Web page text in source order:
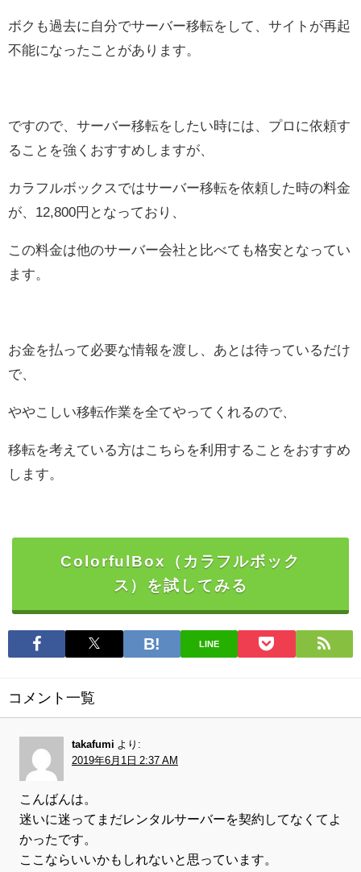
ボクも過去に自分でサーバー移転をして、サイトが再起
不能になったことがあります。
ですので、サーバー移転をしたい時には、プロに依頼す
ることを強くおすすめしますが、
カラフルボックスではサーバー移転を依頼した時の料金
が、12,800円となっており、
この料金は他のサーバー会社と比べても格安となってい
ます。
お金を払って必要な情報を渡し、あとは待っているだけ
で、
ややこしい移転作業を全てやってくれるので、
移転を考えている方はこちらを利用することをおすすめ
します。
ColorfulBox（カラフルボック
ス）を試してみる
LINE
コメント一覧
takafumi より:
2019年6月1日 2:37 AM
こんばんは。
迷いに迷ってまだレンタルサーバーを契約してなくてよ
かったです。
ここならいいかもしれないと思っています。